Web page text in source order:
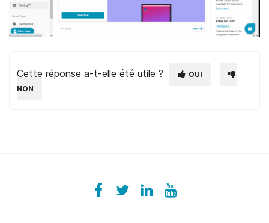
Cette réponse a-t-elle été utile ?
OUI
NON
Facebook
ezeeplive
Twitter
ezeepLinkedIn
ezeepYouTube